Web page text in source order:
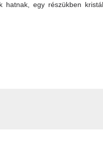
hatnak, egy részükben